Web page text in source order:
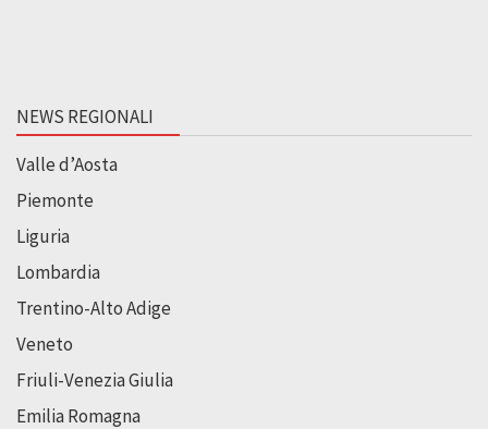
NEWS REGIONALI
Valle d’Aosta
Piemonte
Liguria
Lombardia
Trentino-Alto Adige
Veneto
Friuli-Venezia Giulia
Emilia Romagna